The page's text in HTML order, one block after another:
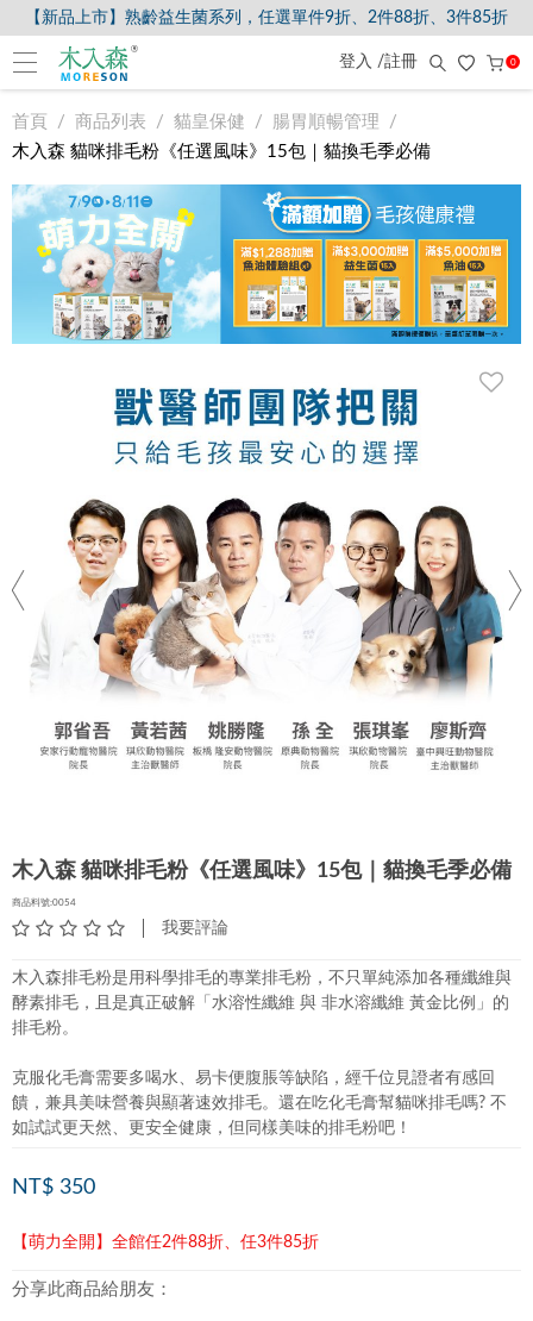
【新品上市】熟齡益生菌系列，任選單件9折、2件88折、3件85折
登入 /註冊 0
首頁 商品列表 貓皇保健
腸胃順暢管理
木入森 貓咪排毛粉《任選風味》15包｜貓換毛季必備
分享此商品給朋友：
木入森 貓咪排毛粉《任選風味》15包｜貓換毛季必備
商品料號:0054
我要評論
木入森排毛粉是用科學排毛的專業排毛粉，不只單純添加各種纖維與
酵素排毛，且是真正破解「水溶性纖維 與 非水溶纖維 黃金比例」的
排毛粉。
克服化毛膏需要多喝水、易卡便腹脹等缺陷，經千位見證者有感回
饋，兼具美味營養與顯著速效排毛。還在吃化毛膏幫貓咪排毛嗎? 不
如試試更天然、更安全健康，但同樣美味的排毛粉吧！
NT$ 350
【萌力全開】全館任2件88折、任3件85折